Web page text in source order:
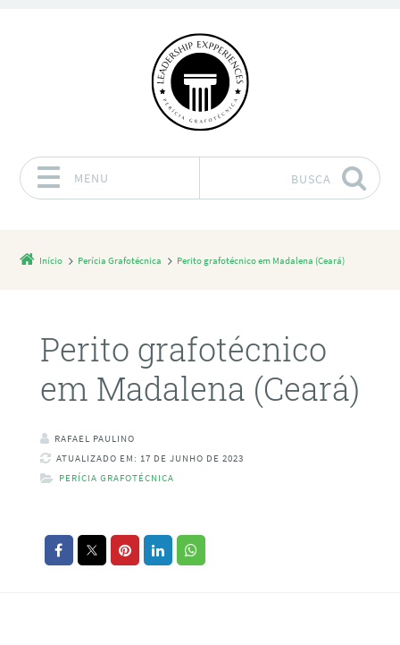
MENU BUSCA
Início Perícia Grafotécnica Perito grafotécnico em Madalena (Ceará)
Perito grafotécnico
em Madalena (Ceará)
RAFAEL PAULINO
ATUALIZADO EM: 17 DE JUNHO DE 2023
PERÍCIA GRAFOTÉCNICA